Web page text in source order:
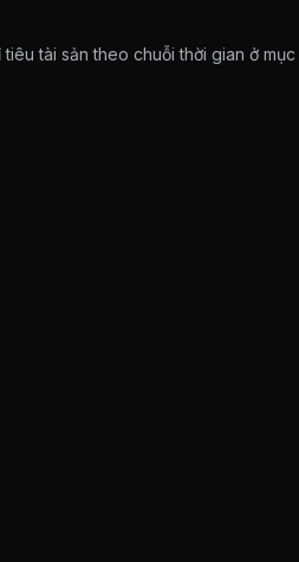
tài sản theo chuỗi thời gian ở mục